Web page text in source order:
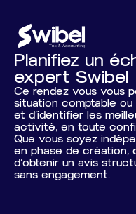
Planifiez un
expert Swibel
Ce rendez vous vous
situation comptable
et d’identifier les
activité, en toute
Que vous soyez
en phase de création,
d’obtenir un avis
sans engagement.